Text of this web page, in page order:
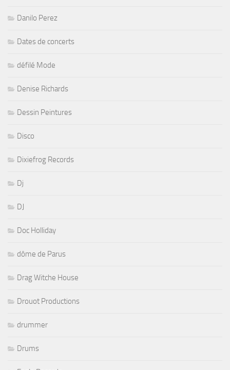
Danilo Perez
Dates de concerts
défilé Mode
Denise Richards
Dessin Peintures
Disco
Dixiefrog Records
Dj
DJ
Doc Holliday
dôme de Parus
Drag Witche House
Drouot Productions
drummer
Drums